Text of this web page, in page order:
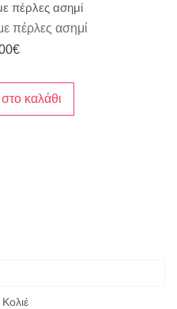
πέρλες ασημί
πέρλες ασημί
€
καλάθι
Κολιέ